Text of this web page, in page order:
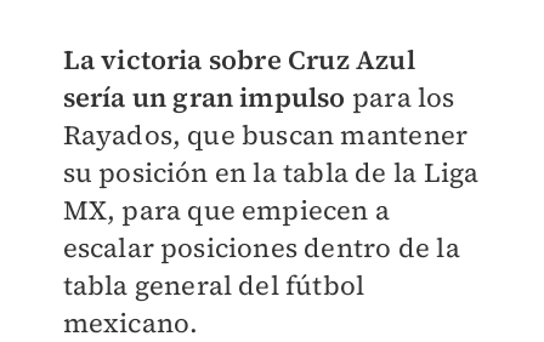
La victoria sobre Cruz Azul
sería un gran impulso para los
Rayados, que buscan mantener
su posición en la tabla de la Liga
MX, para que empiecen a
escalar posiciones dentro de la
tabla general del fútbol
mexicano.